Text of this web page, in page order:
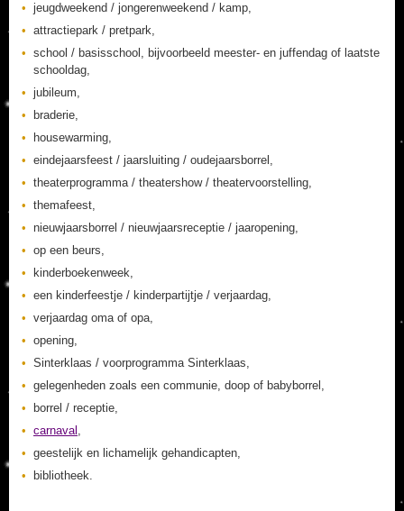
jeugdweekend / jongerenweekend / kamp,
attractiepark / pretpark,
school / basisschool, bijvoorbeeld meester- en juffendag of laatste
schooldag,
jubileum,
braderie,
housewarming,
eindejaarsfeest / jaarsluiting / oudejaarsborrel,
theaterprogramma / theatershow / theatervoorstelling,
themafeest,
nieuwjaarsborrel / nieuwjaarsreceptie / jaaropening,
op een beurs,
kinderboekenweek,
een kinderfeestje / kinderpartijtje / verjaardag,
verjaardag oma of opa,
opening,
Sinterklaas / voorprogramma Sinterklaas,
gelegenheden zoals een communie, doop of babyborrel,
borrel / receptie,
carnaval ,
geestelijk en lichamelijk gehandicapten,
bibliotheek.